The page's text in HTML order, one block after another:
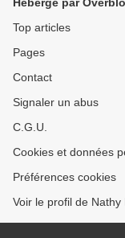
Top articles
Pages
Contact
Signaler un abus
C.G.U.
Cookies et données
Préférences cookies
Voir le profil de